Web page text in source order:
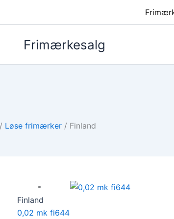
Frimærkesalg
/ Løse frimærker / Finland
af 100 resultater
Finland
0,02 mk fi644